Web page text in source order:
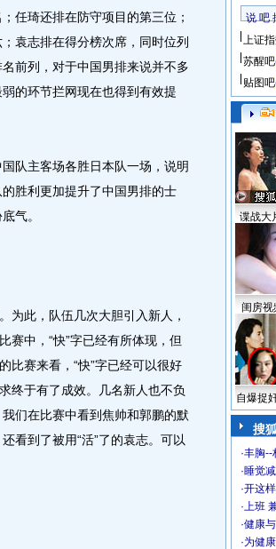
任琦还排在防守项目的第三位；
袁志排在得分榜次席，同时位列
前列，对于中国男排来说并不多
的环节拦网现在也得到有效提
队主客场各胜日本队一场，说明
胜利更加提升了中国男排的士
气。
此，队伍几次大胆引入新人，
赛中，“快”字已经有所体现，但
比赛来看，“快”字已经可以很好
终于有了成效。几名新人也不负
们在比赛中看到焦帅和郭鹏的默
看到了被用“活”了的袁志。可以
说 吧
上证
苏醒吧
贴图吧
谍战大
闺房
自爆捉
搜
·丰胸--
·睡觉
·开这
·上班
·健康
·为健